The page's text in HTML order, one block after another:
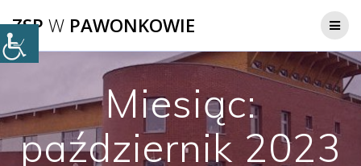
do
ZSP W PAWONKOWIE
Miesiąc:
październik 2023